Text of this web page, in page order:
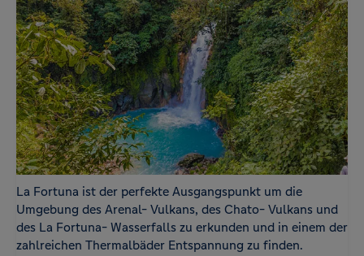
La Fortuna ist der perfekte Ausgangspunkt um die
Umgebung des Arenal- Vulkans, des Chato- Vulkans und
des La Fortuna- Wasserfalls zu erkunden und in einem der
zahlreichen Thermalbäder Entspannung zu finden.